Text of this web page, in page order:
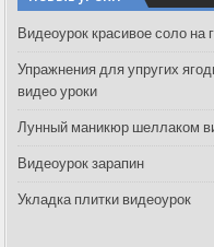
h
f
r
:
Видеоурок красивое соло на
Упражнения для упругих
видео уроки
Лунный маникюр шеллаком
Видеоурок зарапин
Укладка плитки видеоурок